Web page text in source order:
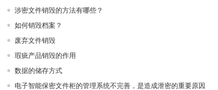
涉密文件销毁的方法有哪些？
如何销毁档案？
废弃文件销毁
瑕疵产品销毁的作用
数据的储存方式
电子智能保密文件柜的管理系统不完善，是造成泄密的重要原因